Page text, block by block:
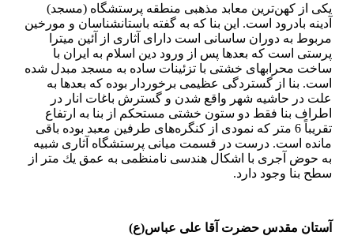
یكی از كهن‌ترین معابد مذهبی منطقه پرستشگاه (مسجد)
آدینه بادرود است. این بنا كه به گفته باستانشناسان و مورخین
مربوط به دوران ساسانی است دارای آثاری از آئین میترا
پرستی است كه بعدها پس از ورود دین اسلام به ایران با
ساخت محرابهای خشتی با تزئینات ساده به مسجد مبدل شده
است. بنا از گستردگی عظیمی برخوردار بوده كه بعدها به
علت در حاشیه شهر واقع شدن و گسترش باغات انار در
اطراف بنا فقط دو ستون خشتی مستحكم از بنا به ارتفاع
تقریباً 6 متر كه نمودی از كنگره‌های طرفین معبد بوده باقی
مانده است. درست در قسمت میانی پرستشگاه آثاری شبیه
به حوض آجری با اشكال هندسی نامنظمی به عمق یك متر از
سطح بنا وجود دارد.
آستان مقدس حضرت آقا علی عباس(ع)